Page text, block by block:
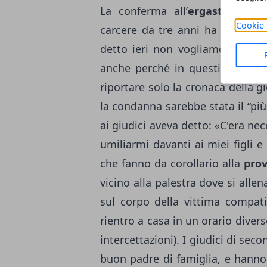
Cookie
La conferma all’ergastolo
carcere da tre anni ha
detto ieri non vogliamo
anche perché in questi casi è
riportare solo la cronaca della
la condanna sarebbe stata il
ai giudici aveva detto: «C'era
umiliarmi davanti ai miei figli
che fanno da corollario alla
vicino alla palestra dove si
sul corpo della vittima
rientro a casa in un orario
intercettazioni). I giudici di
buon padre di famiglia, e